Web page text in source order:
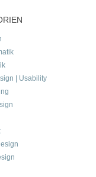
| Usability